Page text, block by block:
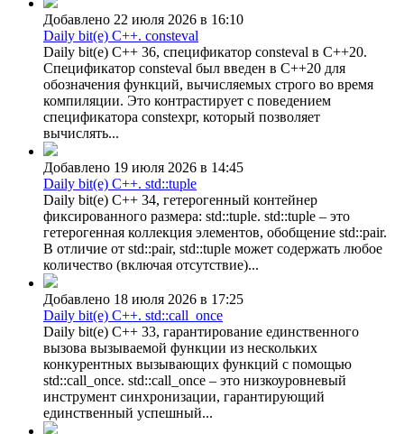
Добавлено 22 июля 2026 в 16:10
Daily bit(e) C++. consteval
Daily bit(e) C++ 36, спецификатор consteval в C++20.
Спецификатор consteval был введен в C++20 для
обозначения функций, вычисляемых строго во время
компиляции. Это контрастирует с поведением
спецификатора constexpr, который позволяет
вычислять...
Добавлено 19 июля 2026 в 14:45
Daily bit(e) C++. std::tuple
Daily bit(e) C++ 34, гетерогенный контейнер
фиксированного размера: std::tuple. std::tuple – это
гетерогенная коллекция элементов, обобщение std::pair.
В отличие от std::pair, std::tuple может содержать любое
количество (включая отсутствие)...
Добавлено 18 июля 2026 в 17:25
Daily bit(e) C++. std::call_once
Daily bit(e) C++ 33, гарантирование единственного
вызова вызываемой функции из нескольких
конкурентных вызывающих функций с помощью
std::call_once. std::call_once – это низкоуровневый
инструмент синхронизации, гарантирующий
единственный успешный...